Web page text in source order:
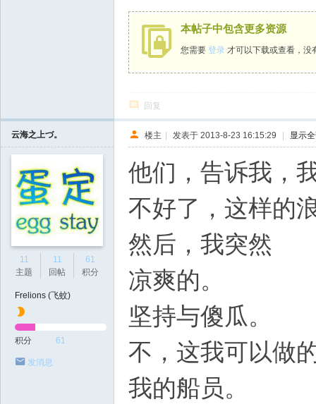
本帖子中包含更多资源
您需要 登录 才可以下载或查看，没
回复
云海之上づ。
11
主题
11
回帖
61
积分
Frelions (飞蚊)
积分 61
发消息
楼主 | 发表于 2013-8-23 16:15:29 | 显示
他们，告诉我，
不好了，这样的
然后，我突然
凉爽的。
坚持与傻瓜。
不，这我可以做
我的船员。